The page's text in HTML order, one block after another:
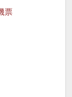
票